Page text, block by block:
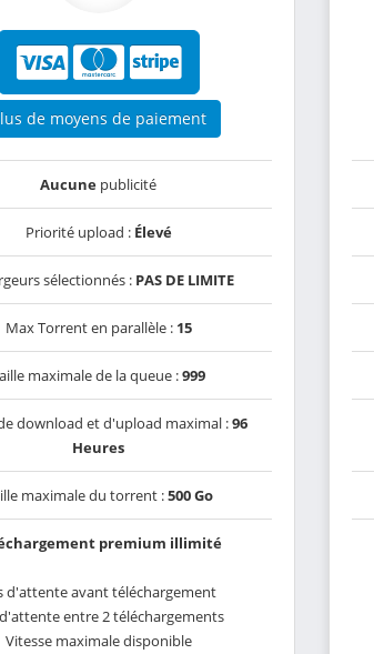
de moyens de paiement
Aucune publicité
Priorité upload : Élevé
sélectionnés : PAS DE LIMITE
Max Torrent en parallèle : 15
maximale de la queue :999
download et d'upload maximal :96
Heures
maximale du torrent :500 Go
premium illimité
d'attente avant téléchargement
entre 2 téléchargements
Vitesse maximale disponible